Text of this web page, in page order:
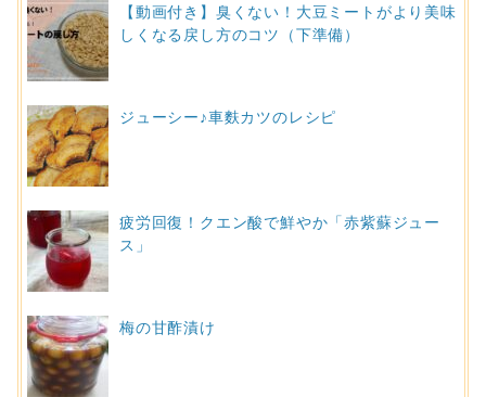
【動画付き】臭くない！大豆ミートがより美味
しくなる戻し方のコツ（下準備）
ジューシー♪車麩カツのレシピ
疲労回復！クエン酸で鮮やか「赤紫蘇ジュー
ス」
梅の甘酢漬け